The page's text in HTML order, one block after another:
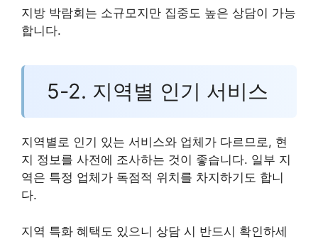
지방 박람회는 소규모지만 집중도 높은 상담이 가능
합니다.
5-2. 지역별 인기 서비스
지역별로 인기 있는 서비스와 업체가 다르므로, 현
지 정보를 사전에 조사하는 것이 좋습니다. 일부 지
역은 특정 업체가 독점적 위치를 차지하기도 합니
다.
지역 특화 혜택도 있으니 상담 시 반드시 확인하세